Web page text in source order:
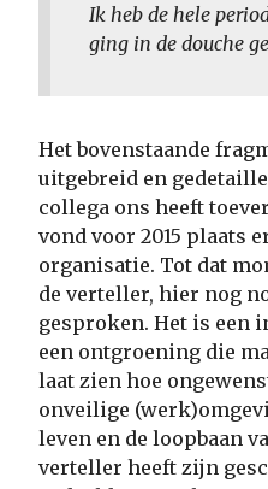
Ik heb de hele
ging in de douche
Het bovenstaande
uitgebreid en
collega ons heeft
vond voor 2015 plaats
organisatie. Tot dat
de verteller, hier nog
gesproken. Het is een
een ontgroening die
laat zien hoe
onveilige
leven en de loopbaan
verteller heeft zijn